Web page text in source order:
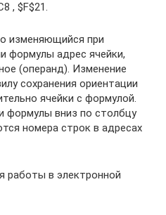
, $F$21.
изменяющийся при
формулы адрес ячейки,
(операнд). Изменение
сохранения ориентации
ячейки с формулой.
формулы вниз по столбцу
номера строк в адресах
работы в электронной